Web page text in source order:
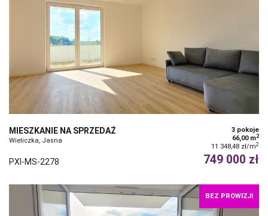
MIESZKANIE NA SPRZEDAŻ
Wieliczka, Jasna
3 pokoje
66,00 m2
11 348,48 zł/m2
PXI-MS-2278 749 000 zł
BEZ PROWIZJI